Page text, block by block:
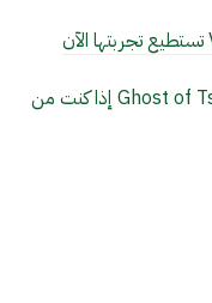
أفضل ألعاب مشابهة للعبة Ghost of Tsushima إذا كنت من